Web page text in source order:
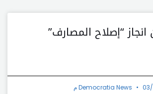
“إصلاح المصارف”
Democratia News